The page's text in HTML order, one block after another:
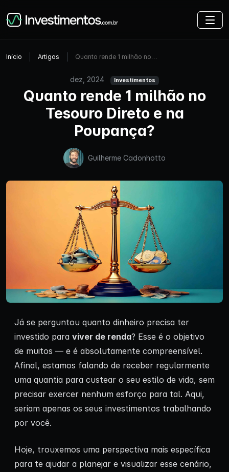
Início Artigos Quanto rende 1 milhão no…
dez, 2024 Investimentos
Quanto rende 1 milhão no
Tesouro Direto e na
Poupança?
Guilherme Cadonhotto
Já se perguntou quanto dinheiro precisa ter
investido para viver de renda? Esse é o objetivo
de muitos — e é absolutamente compreensível.
Afinal, estamos falando de receber regularmente
uma quantia para custear o seu estilo de vida, sem
precisar exercer nenhum esforço para tal. Aqui,
seriam apenas os seus investimentos trabalhando
por você.
Hoje, trouxemos uma perspectiva mais específica
para te ajudar a planejar e visualizar esse cenário,